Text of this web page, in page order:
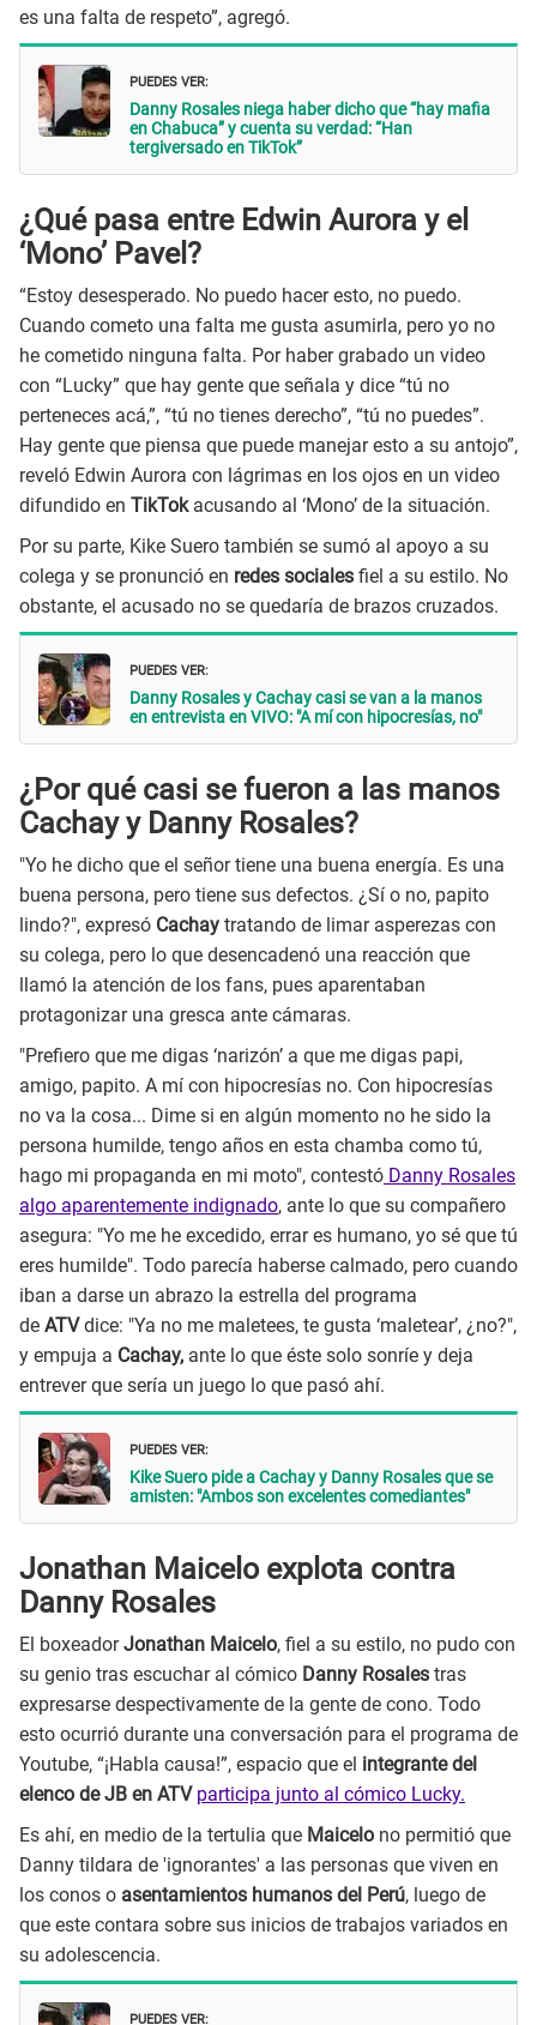
es una falta de respeto”, agregó.
PUEDES VER:
Danny Rosales niega haber dicho que “hay mafia
en Chabuca” y cuenta su verdad: “Han
tergiversado en TikTok”
¿Qué pasa entre Edwin Aurora y el
‘Mono’ Pavel?
“Estoy desesperado. No puedo hacer esto, no puedo.
Cuando cometo una falta me gusta asumirla, pero yo no
he cometido ninguna falta. Por haber grabado un video
con “Lucky” que hay gente que señala y dice “tú no
perteneces acá,”, “tú no tienes derecho”, “tú no puedes”.
Hay gente que piensa que puede manejar esto a su antojo”,
reveló Edwin Aurora con lágrimas en los ojos en un video
difundido en TikTok acusando al ‘Mono’ de la situación.
Por su parte, Kike Suero también se sumó al apoyo a su
colega y se pronunció en redes sociales fiel a su estilo. No
obstante, el acusado no se quedaría de brazos cruzados.
PUEDES VER:
Danny Rosales y Cachay casi se van a la manos
en entrevista en VIVO: "A mí con hipocresías, no"
¿Por qué casi se fueron a las manos
Cachay y Danny Rosales?
"Yo he dicho que el señor tiene una buena energía. Es una
buena persona, pero tiene sus defectos. ¿Sí o no, papito
lindo?", expresó Cachay tratando de limar asperezas con
su colega, pero lo que desencadenó una reacción que
llamó la atención de los fans, pues aparentaban
protagonizar una gresca ante cámaras.
"Prefiero que me digas ‘narizón’ a que me digas papi,
amigo, papito. A mí con hipocresías no. Con hipocresías
no va la cosa... Dime si en algún momento no he sido la
persona humilde, tengo años en esta chamba como tú,
hago mi propaganda en mi moto", contestó Danny Rosales
algo aparentemente indignado, ante lo que su compañero
asegura: "Yo me he excedido, errar es humano, yo sé que tú
eres humilde". Todo parecía haberse calmado, pero cuando
iban a darse un abrazo la estrella del programa
de ATVdice: "Ya no me maletees, te gusta ‘maletear’, ¿no?",
y empuja a Cachay, ante lo que éste solo sonríe y deja
entrever que sería un juego lo que pasó ahí.
PUEDES VER:
Kike Suero pide a Cachay y Danny Rosales que se
amisten: "Ambos son excelentes comediantes"
Jonathan Maicelo explota contra
Danny Rosales
El boxeadorJonathan Maicelo, fiel a su estilo, no pudo con
su genio tras escuchar al cómico Danny Rosales tras
expresarse despectivamente de la gente de cono. Todo
esto ocurrió durante una conversación para el programa de
Youtube, “¡Habla causa!”, espacio que el integrante del
elenco de JB en ATV participa junto al cómico Lucky.
Es ahí, en medio de la tertulia que Maicelo no permitió que
Danny tildara de 'ignorantes' a las personas que viven en
los conos o asentamientos humanos del Perú, luego de
que este contara sobre sus inicios de trabajos variados en
su adolescencia.
PUEDES VER: